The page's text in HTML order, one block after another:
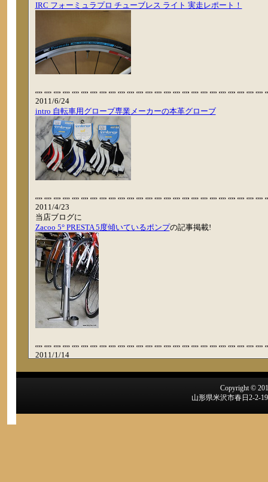
IRC フォーミュラプロ チューブレス ライト 実走レポート！
2011/6/24
intro 自転車用グローブ専業メーカーの本革グローブ
2011/4/23
当店ブログに
Zacoo 5° PRESTA 5度傾いているポンプの記事掲載!
2011/1/14
Copyright ©
山形県米沢市春日2-2-